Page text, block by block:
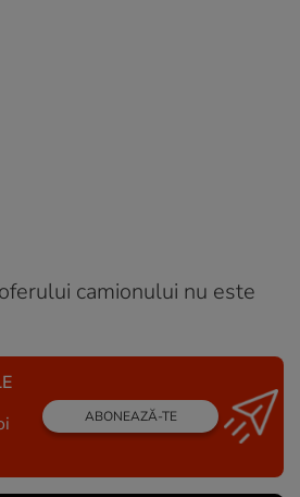
camionului nu este
ABONEAZĂ-TE